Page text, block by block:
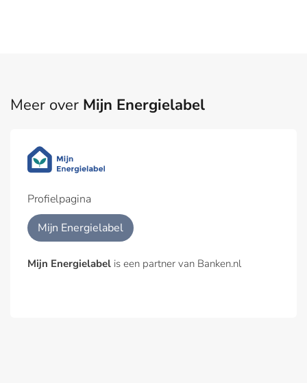
Meer over Mijn Energielabel
Profielpagina
Mijn Energielabel
Mijn Energielabel is een partner van Banken.nl